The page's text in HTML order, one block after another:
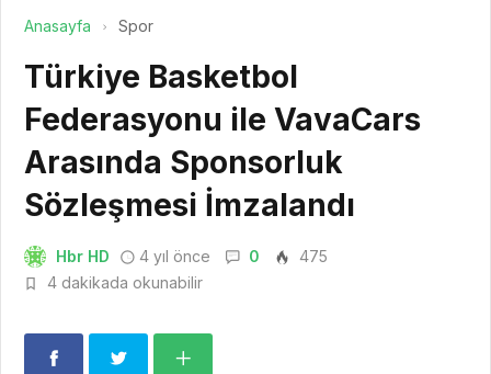
Anasayfa Spor
Türkiye Basketbol
Federasyonu ile VavaCars
Arasında Sponsorluk
Sözleşmesi İmzalandı
Hbr HD 4 yıl önce 0
475
4 dakikada okunabilir